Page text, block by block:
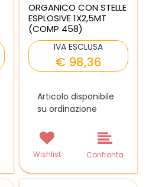
ORGANICO CON STELLE
ESPLOSIVE 1X2,5MT
(COMP 458)
IVA ESCLUSA
€ 98,36
Articolo disponibile
su ordinazione
Wishlist Confronta